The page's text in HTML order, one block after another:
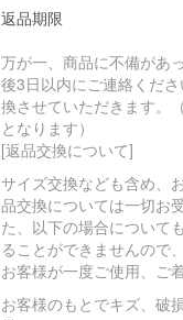
返品期限
万が一、商品に不備があ
後3日以内にご連絡くだ
換させていただきます。
となります）
[返品交換について]
サイズ交換なども含め、
品交換については一切お
た、以下の場合について
ることができませんので
お客様が一度ご使用、ご
お客様のもとでキズ、破